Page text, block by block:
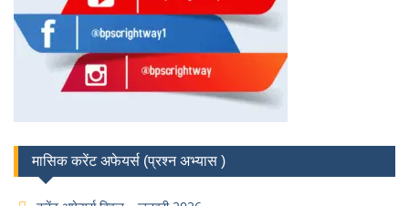
मासिक करेंट अफेयर्स (प्रश्न अभ्यास )